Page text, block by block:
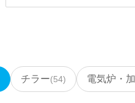
チラー(54) 電気炉・